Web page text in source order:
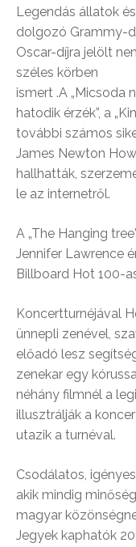
Legendás állatok
dolgozó Grammy-
Oscar-díjra jelölt
széles körben
ismert .A „Micsoda
hatodik érzék”, a
további számos
James Newton
hallhatták,
le az internetről.
A „The Hanging
Jennifer Lawrence
Billboard Hot 100-
Koncertturnéjával
ünnepli zenével,
előadó lesz
zenekar egy
néhány filmnél a
illusztrálják a
utazik a turnéval.
Csodálatos,
akik mindig
magyar
Jegyek kaphatók